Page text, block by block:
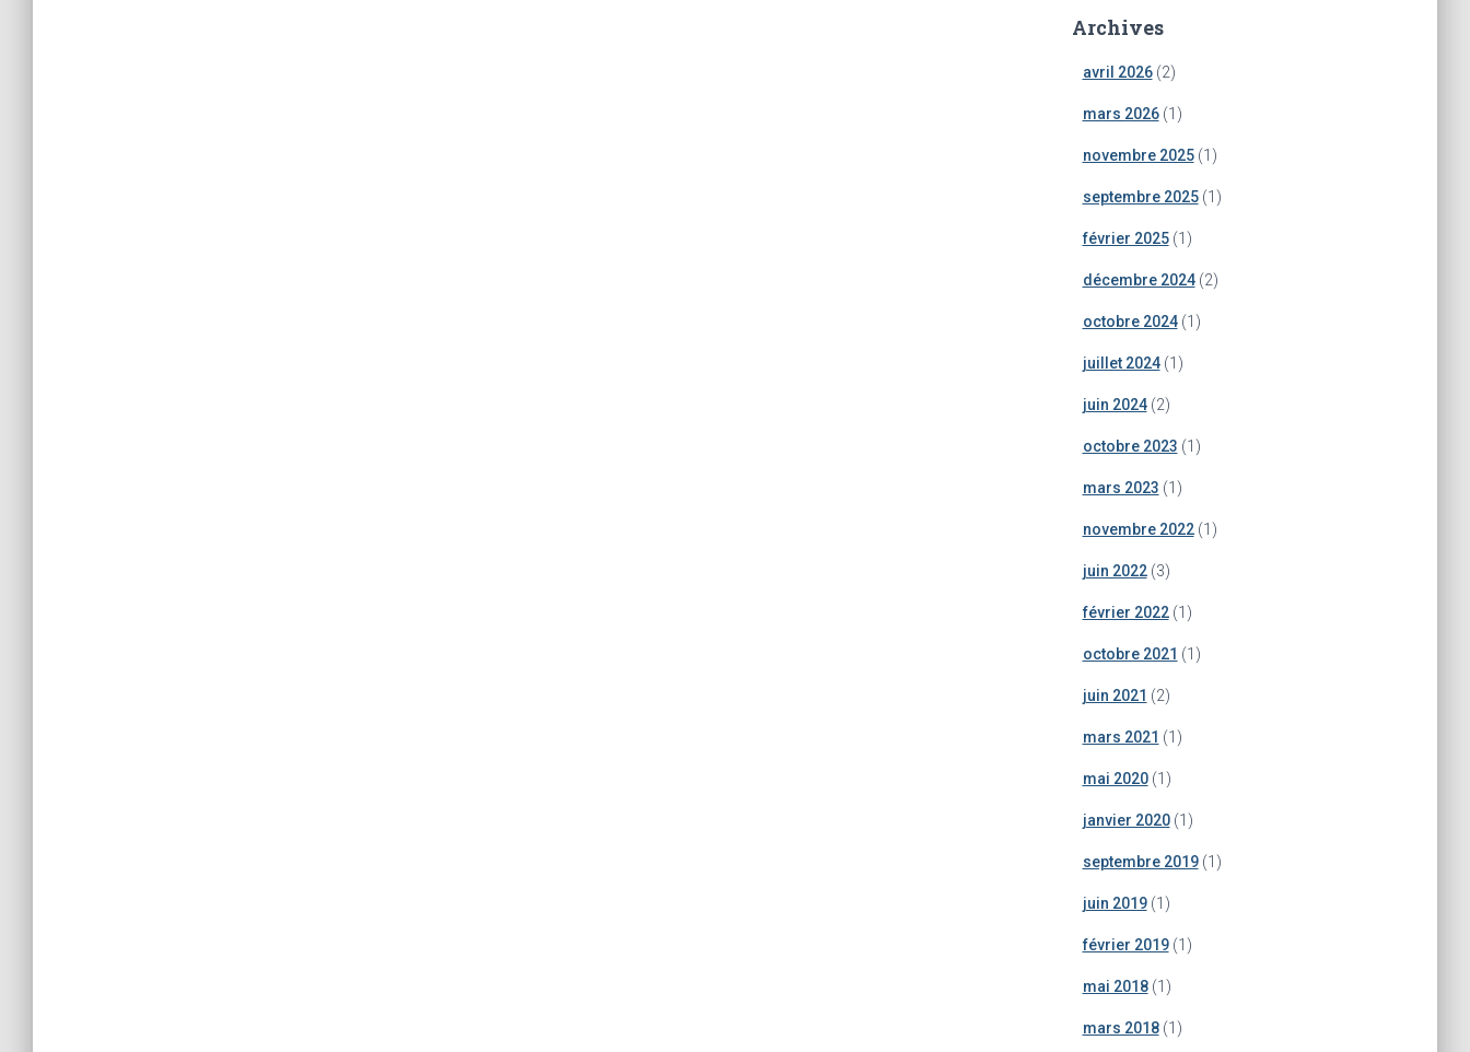
Archives
avril 2026(2)
mars 2026(1)
novembre 2025(1)
septembre 2025(1)
février 2025(1)
décembre 2024(2)
octobre 2024(1)
juillet 2024(1)
juin 2024(2)
octobre 2023 (1)
mars 2023 (1)
novembre 2022(1)
juin 2022(3)
février 2022(1)
octobre 2021 (1)
juin 2021 (2)
mars 2021 (1)
mai 2020(1)
janvier 2020(1)
septembre 2019(1)
juin 2019(1)
février 2019(1)
mai 2018(1)
mars 2018(1)